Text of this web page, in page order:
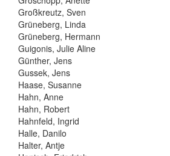
Großkreutz, Sven
Grüneberg, Linda
Grüneberg, Hermann
Guigonis, Julie Aline
Günther, Jens
Gussek, Jens
Haase, Susanne
Hahn, Anne
Hahn, Robert
Hahnfeld, Ingrid
Halle, Danilo
Halter, Antje